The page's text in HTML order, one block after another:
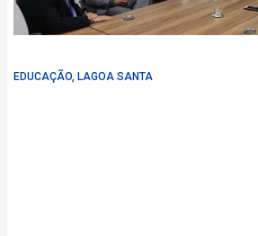
EDUCAÇÃO, LAGOA SANTA